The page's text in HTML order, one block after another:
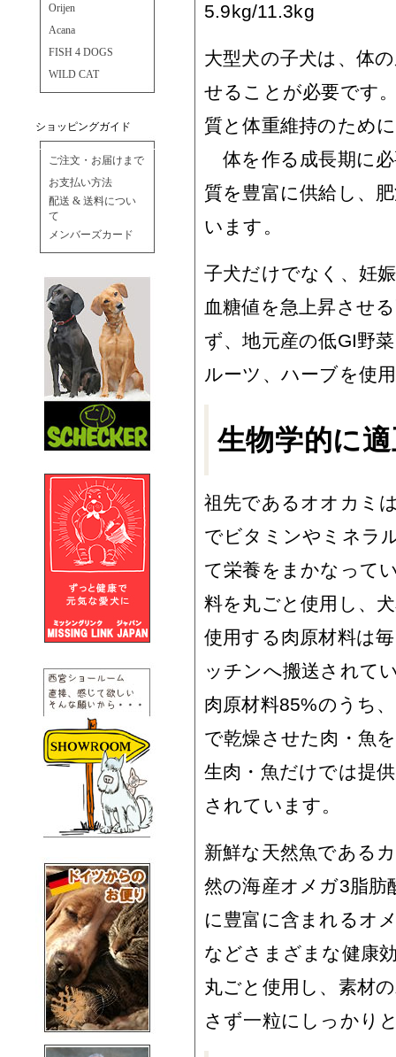
Orijen
Acana
FISH 4 DOGS
WILD CAT
ショッピングガイド
ご注文・お届けまで
お支払い方法
配送 & 送料につい
て
メンバーズカード
5.9kg/11.3kg
大型犬の子犬は、体
せることが必要です
質と体重維持のため
体を作る成長期に
質を豊富に供給し、
います。
子犬だけでなく、妊
血糖値を急上昇させ
ず、地元産の低GI野
ルーツ、ハーブを使
生物学的に
祖先であるオオカミ
でビタミンやミネラ
て栄養をまかなって
料を丸ごと使用し、
使用する肉原材料は
ッチンへ搬送されて
肉原材料85%のうち
で乾燥させた肉・魚
生肉・魚だけでは提
されています。
新鮮な天然魚である
然の海産オメガ3脂肪
に豊富に含まれるオ
などさまざまな健康
丸ごと使用し、素材
さず一粒にしっかり